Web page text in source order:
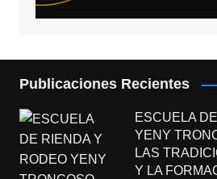
Publicaciones Recientes
ESCUELA
YENY
LAS
Y LA